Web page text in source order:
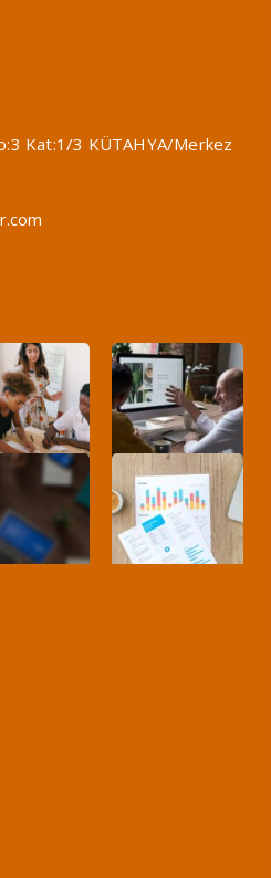
Kat:1/3 KÜTAHYA/Merkez